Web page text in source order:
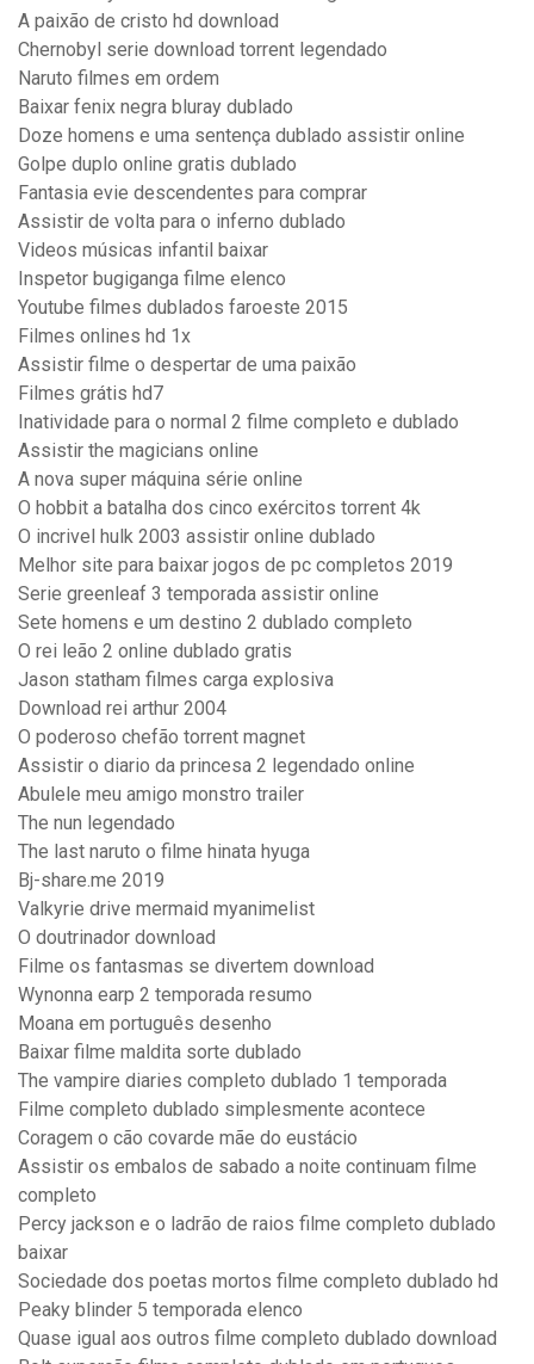
A paixão de cristo hd download
Chernobyl serie download torrent legendado
Naruto filmes em ordem
Baixar fenix negra bluray dublado
Doze homens e uma sentença dublado assistir online
Golpe duplo online gratis dublado
Fantasia evie descendentes para comprar
Assistir de volta para o inferno dublado
Videos músicas infantil baixar
Inspetor bugiganga filme elenco
Youtube filmes dublados faroeste 2015
Filmes onlines hd 1x
Assistir filme o despertar de uma paixão
Filmes grátis hd7
Inatividade para o normal 2 filme completo e dublado
Assistir the magicians online
A nova super máquina série online
O hobbit a batalha dos cinco exércitos torrent 4k
O incrivel hulk 2003 assistir online dublado
Melhor site para baixar jogos de pc completos 2019
Serie greenleaf 3 temporada assistir online
Sete homens e um destino 2 dublado completo
O rei leão 2 online dublado gratis
Jason statham filmes carga explosiva
Download rei arthur 2004
O poderoso chefão torrent magnet
Assistir o diario da princesa 2 legendado online
Abulele meu amigo monstro trailer
The nun legendado
The last naruto o filme hinata hyuga
Bj-share.me 2019
Valkyrie drive mermaid myanimelist
O doutrinador download
Filme os fantasmas se divertem download
Wynonna earp 2 temporada resumo
Moana em português desenho
Baixar filme maldita sorte dublado
The vampire diaries completo dublado 1 temporada
Filme completo dublado simplesmente acontece
Coragem o cão covarde mãe do eustácio
Assistir os embalos de sabado a noite continuam filme
completo
Percy jackson e o ladrão de raios filme completo dublado
baixar
Sociedade dos poetas mortos filme completo dublado hd
Peaky blinder 5 temporada elenco
Quase igual aos outros filme completo dublado download